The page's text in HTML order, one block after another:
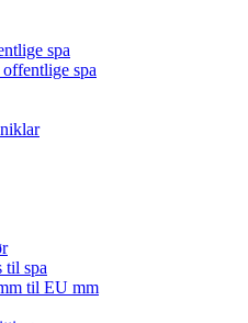
spa
spa
til spa
til EU mm